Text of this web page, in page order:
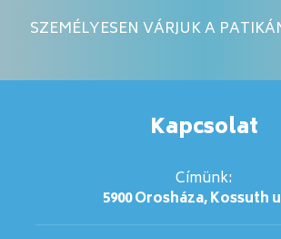
SZEMÉLYESEN VÁRJUK A
Kapcsolat
Címünk:
5900 Orosháza, Kossuth